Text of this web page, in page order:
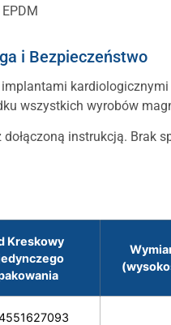
i Bezpieczeństwo
wszystkich wyrobów
dołączoną instrukcją. Brak
Kreskowy